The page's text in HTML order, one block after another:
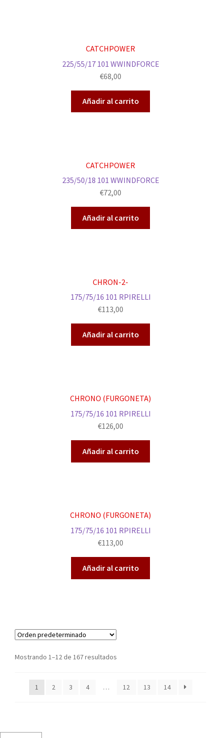
CATCHPOWER
225/55/17 101 WWINDFORCE
€68,00
Añadir al carrito
CATCHPOWER
235/50/18 101 WWINDFORCE
€72,00
Añadir al carrito
CHRON-2-
175/75/16 101 RPIRELLI
€113,00
Añadir al carrito
CHRONO (FURGONETA)
175/75/16 101 RPIRELLI
€126,00
Añadir al carrito
CHRONO (FURGONETA)
175/75/16 101 RPIRELLI
€113,00
Añadir al carrito
Mostrando 1–12 de 167 resultados
1 2 3 4 … 12 13 14